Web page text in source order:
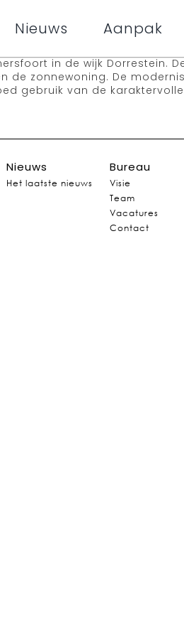
Nieuws Aanpak
in de wijk Dorrestein.
de zonnewoning. De
gebruik van de
Nieuws
Het laatste nieuws
Bureau
Visie
Team
Vacatures
Contact